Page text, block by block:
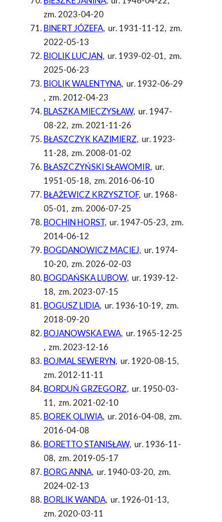
zm. 2023-04-20
BINERT JÓZEFA, ur. 1931-11-12, zm.
2022-05-13
BIOLIK LUCJAN, ur. 1939-02-01, zm.
2025-06-23
BIOLIK WALENTYNA, ur. 1932-06-29
, zm. 2012-04-23
BLASZKA MIECZYSŁAW, ur. 1947-
08-22, zm. 2021-11-26
BŁASZCZYK KAZIMIERZ, ur. 1923-
11-28, zm. 2008-01-02
BŁASZCZYŃSKI SŁAWOMIR, ur.
1951-05-18, zm. 2016-06-10
BŁAŻEWICZ KRZYSZTOF, ur. 1968-
05-01, zm. 2006-07-25
BOCHIN HORST, ur. 1947-05-23, zm.
2014-06-12
BOGDANOWICZ MACIEJ, ur. 1974-
10-20, zm. 2026-02-03
BOGDAŃSKA LUBOW, ur. 1939-12-
18, zm. 2023-07-15
BOGUSZ LIDIA, ur. 1936-10-19, zm.
2018-09-20
BOJANOWSKA EWA, ur. 1965-12-25
, zm. 2023-12-16
BOJMAL SEWERYN, ur. 1920-08-15,
zm. 2012-11-11
BORDUŃ GRZEGORZ, ur. 1950-03-
11, zm. 2021-02-10
BOREK OLIWIA, ur. 2016-04-08, zm.
2016-04-08
BORETTO STANISŁAW, ur. 1936-11-
08, zm. 2019-05-17
BORG ANNA, ur. 1940-03-20, zm.
2024-02-13
BORLIK WANDA, ur. 1926-01-13,
zm. 2020-03-11